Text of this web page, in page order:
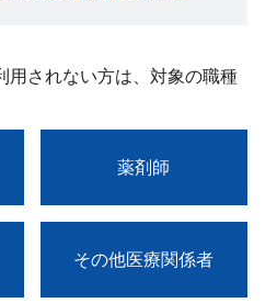
用されない方は、対象の職種
薬剤師
その他医療関係者